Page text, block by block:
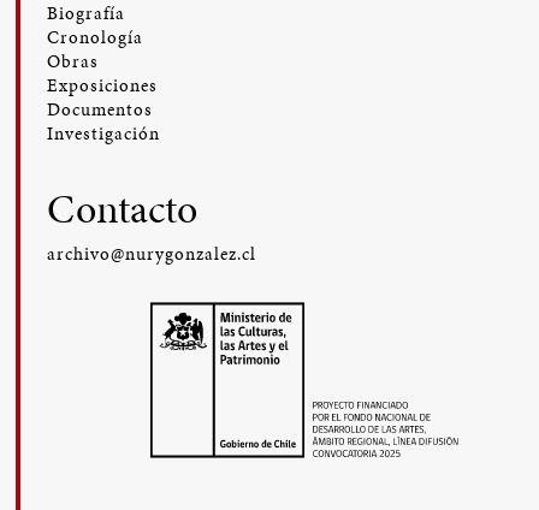
Biografía
Cronología
Obras
Exposiciones
Documentos
Investigación
Contacto
archivo@nurygonzalez.cl